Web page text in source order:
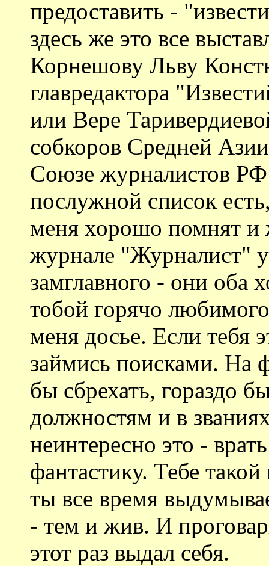
предоставить -
здесь же это все
Корнешову Льву
главредактора
или Вере
собкоров Средней
Союзе журналистов
послужной список
меня хорошо помнят
журнале "Журналист" у
замглавного - они оба
тобой горячо
меня досье. Если тебя
займись поисками. На
бы сбрехать, гораздо
должностям и в
неинтересно это -
фантастику. Тебе
ты все время
- тем и жив. И
этот раз выдал себя.